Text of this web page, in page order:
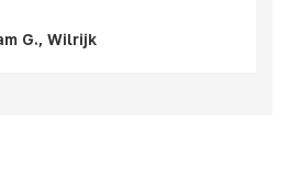
G., Wilrijk